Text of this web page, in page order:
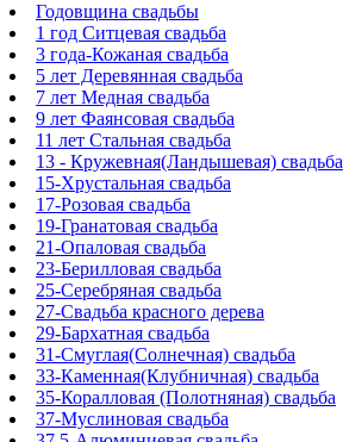
Годовщина свадьбы
1 год Ситцевая свадьба
3 года-Кожаная свадьба
5 лет Деревянная свадьба
7 лет Медная свадьба
9 лет Фаянсовая свадьба
11 лет Стальная свадьба
13 - Кружевная(Ландышевая) свадьба
15-Хрустальная свадьба
17-Розовая свадьба
19-Гранатовая свадьба
21-Опаловая свадьба
23-Берилловая свадьба
25-Серебряная свадьба
27-Свадьба красного дерева
29-Бархатная свадьба
31-Смуглая(Солнечная) свадьба
33-Каменная(Клубничная) свадьба
35-Коралловая (Полотняная) свадьба
37-Муслиновая свадьба